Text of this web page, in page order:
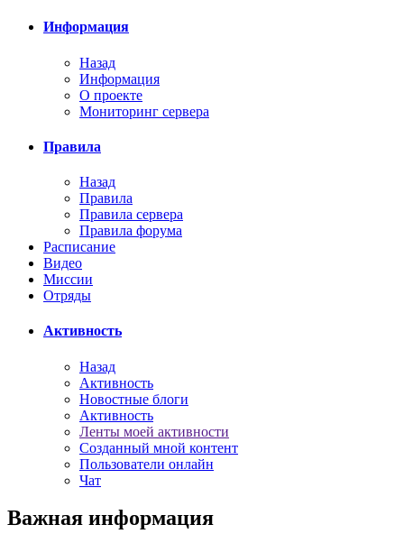
Информация
Назад
Информация
О проекте
Мониторинг сервера
Правила
Назад
Правила
Правила сервера
Правила форума
Расписание
Видео
Миссии
Отряды
Активность
Назад
Активность
Новостные блоги
Активность
Ленты моей активности
Созданный мной контент
Пользователи онлайн
Чат
Важная информация